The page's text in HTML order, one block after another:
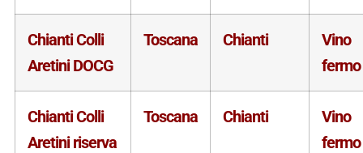
Chianti Colli
Aretini DOCG
Toscana Chianti
Vino
fermo
Chianti Colli
Aretini riserva
Toscana Chianti
Vino
fermo